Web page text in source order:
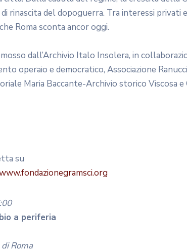
rinascita del dopoguerra. Tra interessi privati
Roma sconta ancor oggi.
dall’Archivio Italo Insolera, in
operaio e democratico, Associazione
Maria Baccante-Archivio storico Viscosa e
su
a periferia
Roma